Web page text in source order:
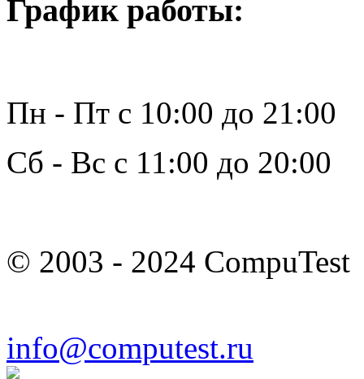
График работы:
Пн - Пт с 10:00 до 21:00
Сб - Вс с 11:00 до 20:00
© 2003 - 2024 CompuTest
info@computest.ru